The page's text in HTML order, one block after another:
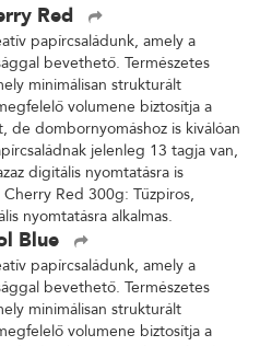
Red
papírcsaládunk, amely a
bevethető. Természetes
minimálisan strukturált
volumene biztosítja a
dombornyomáshoz is kiválóan
jelenleg 13 tagja van,
digitális nyomtatásra is
Red 300g: Tűzpiros,
nyomtatásra alkalmas.
Blue
papírcsaládunk, amely a
bevethető. Természetes
minimálisan strukturált
volumene biztosítja a